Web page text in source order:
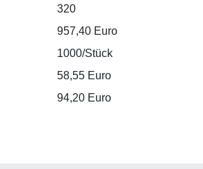
320
957,40 Euro
1000/Stück
58,55 Euro
94,20 Euro